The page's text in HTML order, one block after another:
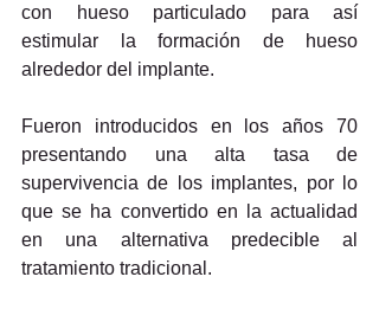
con hueso particulado para así
estimular la formación de hueso
alrededor del implante.
Fueron introducidos en los años 70
presentando una alta tasa de
supervivencia de los implantes, por lo
que se ha convertido en la actualidad
en una alternativa predecible al
tratamiento tradicional.